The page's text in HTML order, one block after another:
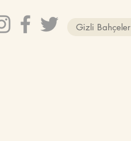
Gizli Bahçeler